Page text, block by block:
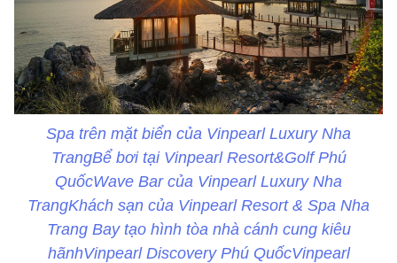
Spa trên mặt biển của Vinpearl Luxury Nha
TrangBể bơi tại Vinpearl Resort&Golf Phú
QuốcWave Bar của Vinpearl Luxury Nha
TrangKhách sạn của Vinpearl Resort & Spa Nha
Trang Bay tạo hình tòa nhà cánh cung kiêu
hãnhVinpearl Discovery Phú QuốcVinpearl